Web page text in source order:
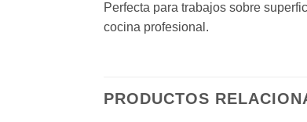
Perfecta para trabajos sobre
cocina profesional.
PRODUCTOS